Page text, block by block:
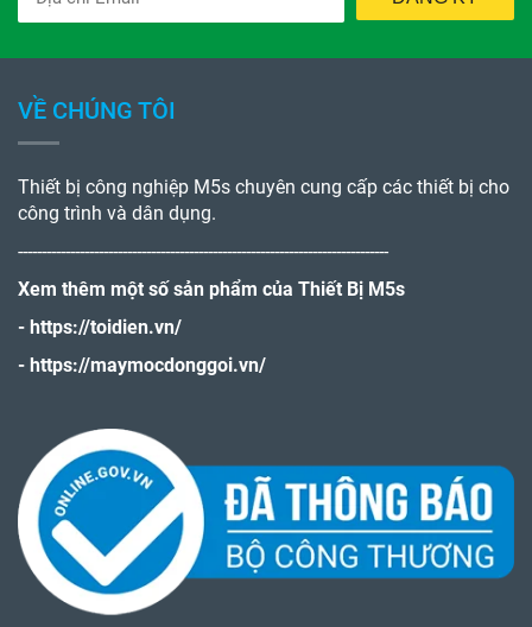
VỀ CHÚNG TÔI
Thiết bị công nghiệp M5s chuyên cung cấp các thiết bị cho
công trình và dân dụng.
------------------------------------------------------------------------------
Xem thêm một số sản phẩm của Thiết Bị M5s
- https://toidien.vn/
- https://maymocdonggoi.vn/